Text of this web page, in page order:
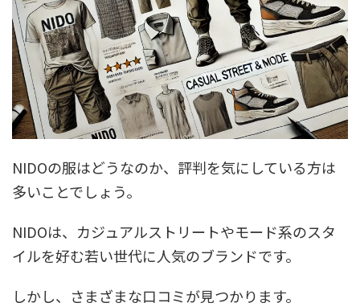
NIDOの服はどうなのか、評判を気にしている方は
多いことでしょう。
NIDOは、カジュアルストリートやモード系のスタ
イルを好む若い世代に人気のブランドです。
しかし、さまざまな口コミが見つかります。